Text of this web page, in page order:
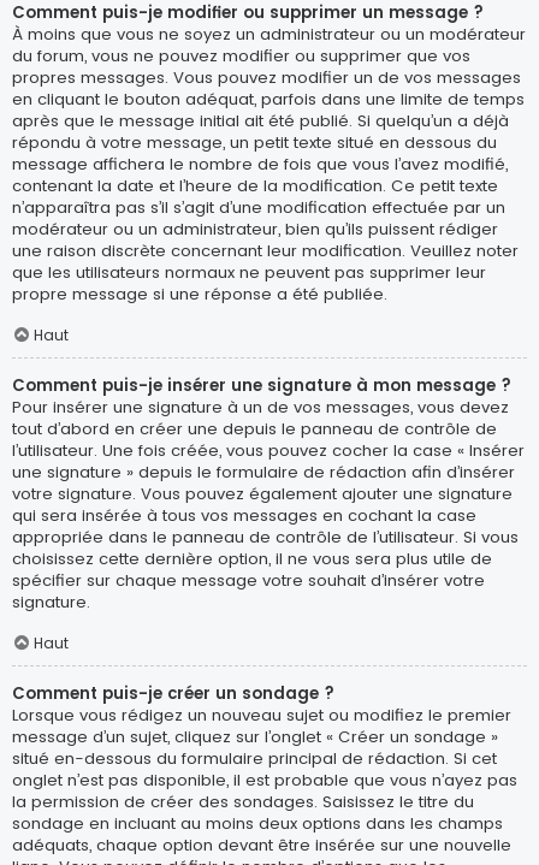
Comment puis-je modifier ou supprimer un message ?
À moins que vous ne soyez un administrateur ou un modérateur
du forum, vous ne pouvez modifier ou supprimer que vos
propres messages. Vous pouvez modifier un de vos messages
en cliquant le bouton adéquat, parfois dans une limite de temps
après que le message initial ait été publié. Si quelqu’un a déjà
répondu à votre message, un petit texte situé en dessous du
message affichera le nombre de fois que vous l’avez modifié,
contenant la date et l’heure de la modification. Ce petit texte
n’apparaîtra pas s’il s’agit d’une modification effectuée par un
modérateur ou un administrateur, bien qu’ils puissent rédiger
une raison discrète concernant leur modification. Veuillez noter
que les utilisateurs normaux ne peuvent pas supprimer leur
propre message si une réponse a été publiée.
Haut
Comment puis-je insérer une signature à mon message ?
Pour insérer une signature à un de vos messages, vous devez
tout d’abord en créer une depuis le panneau de contrôle de
l’utilisateur. Une fois créée, vous pouvez cocher la case « Insérer
une signature » depuis le formulaire de rédaction afin d’insérer
votre signature. Vous pouvez également ajouter une signature
qui sera insérée à tous vos messages en cochant la case
appropriée dans le panneau de contrôle de l’utilisateur. Si vous
choisissez cette dernière option, il ne vous sera plus utile de
spécifier sur chaque message votre souhait d’insérer votre
signature.
Haut
Comment puis-je créer un sondage ?
Lorsque vous rédigez un nouveau sujet ou modifiez le premier
message d’un sujet, cliquez sur l’onglet « Créer un sondage »
situé en-dessous du formulaire principal de rédaction. Si cet
onglet n’est pas disponible, il est probable que vous n’ayez pas
la permission de créer des sondages. Saisissez le titre du
sondage en incluant au moins deux options dans les champs
adéquats, chaque option devant être insérée sur une nouvelle